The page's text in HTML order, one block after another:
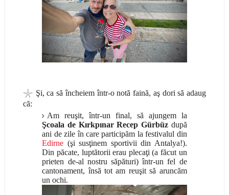
𓇼 Şi, ca să încheiem într-o notă faină, aş dori să adaug
că:
Am reuşit, într-un final, să ajungem la
Şcoala de Kırkpınar Recep Gürbüz după
ani de zile în care participăm la festivalul din
Edirne (şi susţinem sportivii din Antalya!).
Din păcate, luptătorii erau plecaţi (a făcut un
prieten de-al nostru săpături) într-un fel de
cantonament, însă tot am reuşit să aruncăm
un ochi.